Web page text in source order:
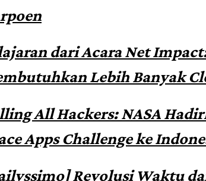
dari Acara Net
Lebih Banyak
All Hackers: NASA
Apps Challenge ke
Revolusi Waktu